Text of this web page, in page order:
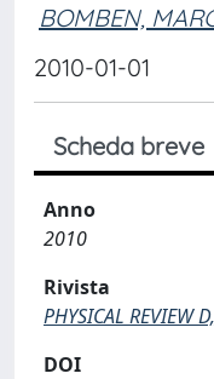
BOMBEN,
2010-01-01
Scheda breve
Anno
2010
Rivista
PHYSICAL REVIEW
DOI